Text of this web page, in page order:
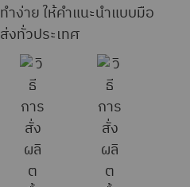
ำง่าย ให้คำแนะนำแบบมือ
งทั่วประเทศ